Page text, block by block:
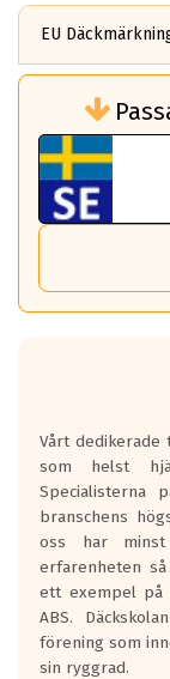
EU
Det ska vara en
till G för
Ett klass A
Det betyder att
så sparar man
vilken körstil du
Våtgrepp
Betygsskalan är
den kortaste
längsta.
Inga D eller G
personbilar
Betyget sätts
skall bromsa in
0.5-1.5 mm vatten.
I 80km/h
Vårt dedikerade
som helst
Specialisterna
branschens
oss har
erfarenheten
ett exempel på
ABS.
förening som
sin ryggrad.